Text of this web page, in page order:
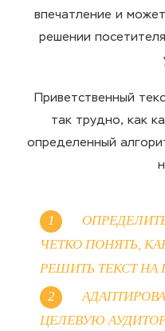
впечатление и
решении
Приветственный
так трудно, как
определенный
ЧЕТКО ПОНЯТЬ,
РЕШИТЬ ТЕКСТ НА
ЦЕЛЕВУЮ